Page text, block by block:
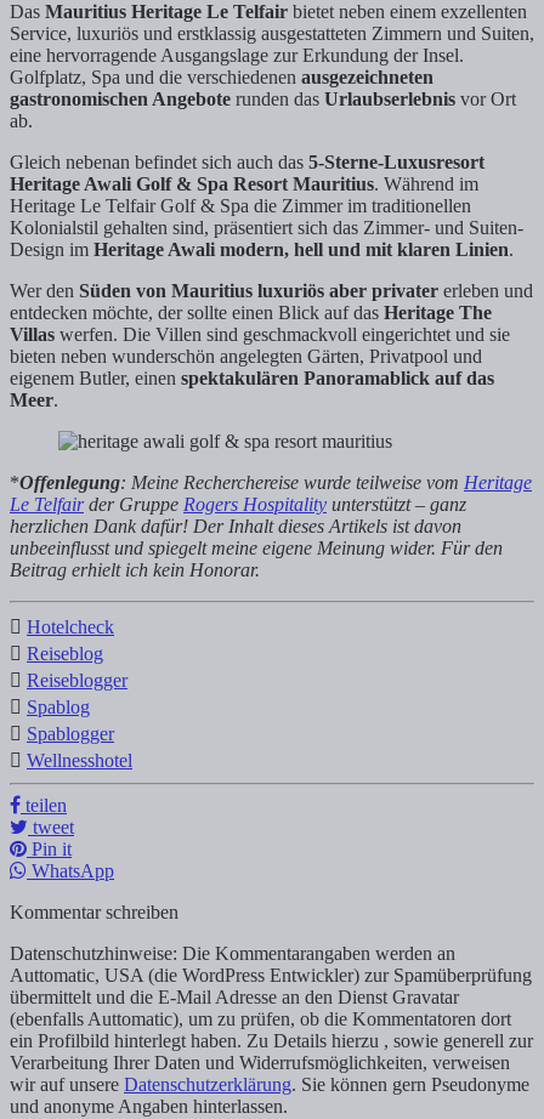
Das Mauritius Heritage Le Telfair bietet neben einem exzellenten
Service, luxuriös und erstklassig ausgestatteten Zimmern und Suiten,
eine hervorragende Ausgangslage zur Erkundung der Insel.
Golfplatz, Spa und die verschiedenen ausgezeichneten
gastronomischen Angebote runden das Urlaubserlebnis vor Ort
ab.
Gleich nebenan befindet sich auch das 5-Sterne-Luxusresort
Heritage Awali Golf & Spa Resort Mauritius. Während im
Heritage Le Telfair Golf & Spa die Zimmer im traditionellen
Kolonialstil gehalten sind, präsentiert sich das Zimmer- und Suiten-
Design im Heritage Awali modern, hell und mit klaren Linien.
Wer den Süden von Mauritius luxuriös aber privater erleben und
entdecken möchte, der sollte einen Blick auf das Heritage The
Villas werfen. Die Villen sind geschmackvoll eingerichtet und sie
bieten neben wunderschön angelegten Gärten, Privatpool und
eigenem Butler, einen spektakulären Panoramablick auf das
Meer.
*Offenlegung: Meine Recherchereise wurde teilweise vom Heritage
Le Telfairder Gruppe Rogers Hospitality unterstützt – ganz
herzlichen Dank dafür! Der Inhalt dieses Artikels ist davon
unbeeinflusst und spiegelt meine eigene Meinung wider. Für den
Beitrag erhielt ich kein Honorar.
Hotelcheck
Reiseblog
Reiseblogger
Spablog
Spablogger
Wellnesshotel
teilen
tweet
Pin it
WhatsApp
Kommentar schreiben
Datenschutzhinweise: Die Kommentarangaben werden an
Auttomatic, USA (die WordPress Entwickler) zur Spamüberprüfung
übermittelt und die E-Mail Adresse an den Dienst Gravatar
(ebenfalls Auttomatic), um zu prüfen, ob die Kommentatoren dort
ein Profilbild hinterlegt haben. Zu Details hierzu , sowie generell zur
Verarbeitung Ihrer Daten und Widerrufsmöglichkeiten, verweisen
wir auf unsere Datenschutzerklärung. Sie können gern Pseudonyme
und anonyme Angaben hinterlassen.